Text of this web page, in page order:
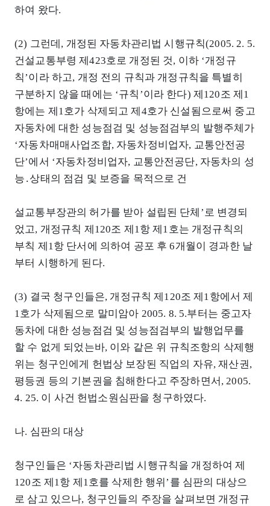
하여 왔다.
(2) 그런데, 개정된 자동차관리법 시행규칙(2005. 2. 5.
건설교통부령 제423호로 개정된 것, 이하 ‘개정규
칙’이라 하고, 개정 전의 규칙과 개정규칙을 특별히
구분하지 않을 때에는 ‘규칙’이라 한다) 제120조 제1
항에는 제1호가 삭제되고 제4호가 신설됨으로써 중고
자동차에 대한 성능점검 및 성능점검부의 발행주체가
‘자동차매매사업조합, 자동차정비업자, 교통안전공
단’에서 ‘자동차정비업자, 교통안전공단, 자동차의 성
능․상태의 점검 및 보증을 목적으로 건
설교통부장관의 허가를 받아 설립된 단체’로 변경되
었고, 개정규칙 제120조 제1항 제1호는 개정규칙의
부칙 제1항 단서에 의하여 공포 후 6개월이 경과한 날
부터 시행하게 된다.
(3) 결국 청구인들은, 개정규칙 제120조 제1항에서 제
1호가 삭제됨으로 말미암아 2005. 8. 5.부터는 중고자
동차에 대한 성능점검 및 성능점검부의 발행업무를
할 수 없게 되었는바, 이와 같은 위 규칙조항의 삭제행
위는 청구인에게 헌법상 보장된 직업의 자유, 재산권,
평등권 등의 기본권을 침해한다고 주장하면서, 2005.
4. 25. 이 사건 헌법소원심판을 청구하였다.
나. 심판의 대상
청구인들은 ‘자동차관리법 시행규칙을 개정하여 제
120조 제1항 제1호를 삭제한 행위’를 심판의 대상으
로 삼고 있으나, 청구인들의 주장을 살펴보면 개정규